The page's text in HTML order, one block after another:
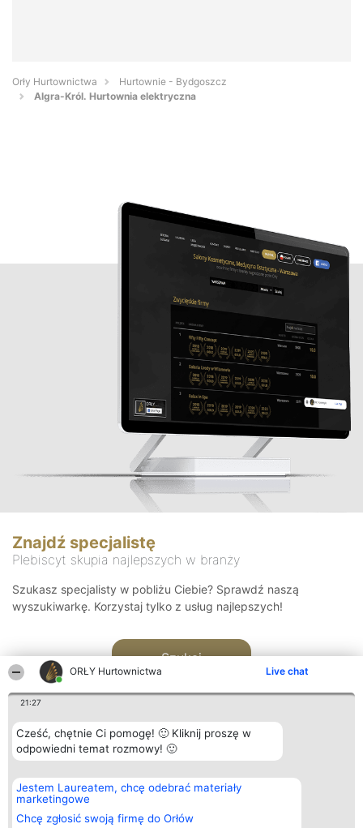
ORŁY Hurtownictwa Live chat
21:27
Cześć, chętnie Ci pomogę! 🙂 Kliknij proszę w
odpowiedni temat rozmowy! 🙂
Jestem Laureatem, chcę odebrać materiały
marketingowe
Chcę zgłosić swoją firmę do Orłów
Orły Hurtownictwa
Hurtownie - Bydgoszcz
Algra-Król. Hurtownia elektryczna
Znajdź specjalistę
Plebiscyt skupia najlepszych w branży
Szukasz specjalisty w pobliżu Ciebie? Sprawdź naszą
wyszukiwarkę. Korzystaj tylko z usług najlepszych!
Szukaj
Organizator plebiscytu
Bright Side Solutions sp. z o.
o. sp. k.
ul. Ruska 22
Wrocław 50-079
Plebiscyt
Laureaci
wszystkich
Laureatów
Kontakt
Kontakt